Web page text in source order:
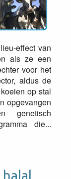
effect van
als ze een
voor het
aldus de
op stal
opgevangen
genetisch
die...